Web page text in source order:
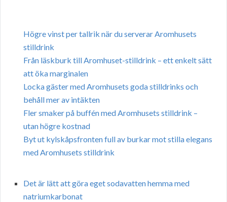
Högre vinst per tallrik när du serverar Aromhusets
stilldrink
Från läskburk till Aromhuset-stilldrink – ett enkelt sätt
att öka marginalen
Locka gäster med Aromhusets goda stilldrinks och
behåll mer av intäkten
Fler smaker på buffén med Aromhusets stilldrink –
utan högre kostnad
Byt ut kylskåpsfronten full av burkar mot stilla elegans
med Aromhusets stilldrink
Det är lätt att göra eget sodavatten hemma med
natriumkarbonat